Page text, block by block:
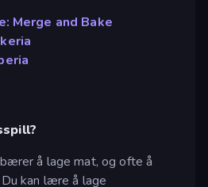
Merge and Bake
å lage mat, og ofte å
kan lære å lage